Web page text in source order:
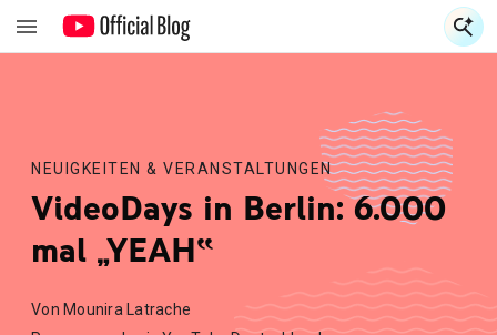
NEUIGKEITEN & VERANSTALTUNGEN
VideoDays in Berlin: 6.000
mal „YEAH‟
Von Mounira Latrache